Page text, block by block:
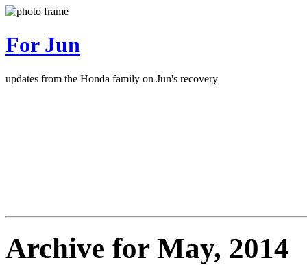
For Jun
updates from the Honda family on Jun's recovery
Archive for May, 2014